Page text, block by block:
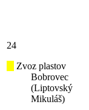
24
Zvoz plastov
Bobrovec
(Liptovský
Mikuláš)